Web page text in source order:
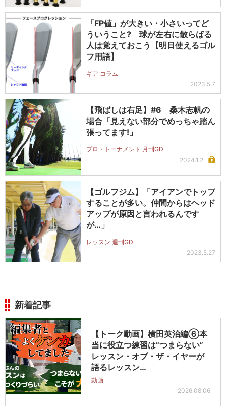
「FP値」が大きい・小さいってど
ういうこと? 球が左右に散らばる
人は覚えておこう【明日使えるゴル
フ用語】
ギア コラム
2023.5.7
【飛ばしは右足】#6 桑木志帆の
場合「見えない部分でめっちゃ踏ん
張ってます!」
プロ・トーナメント 月刊GD
2024.1.2
【ゴルフジム】「アイアンでトップ
することが多い。仲間からはヘッド
アップが原因と言われるんです
が…」
レッスン 週刊GD
2023.5.27
新着記事
【トーク動画】横田英治編⑥本
当に役立つ練習は“つまらない”
レッスン・オブ・ザ・イヤーが
語るレッスン…
動画
2026.08.06